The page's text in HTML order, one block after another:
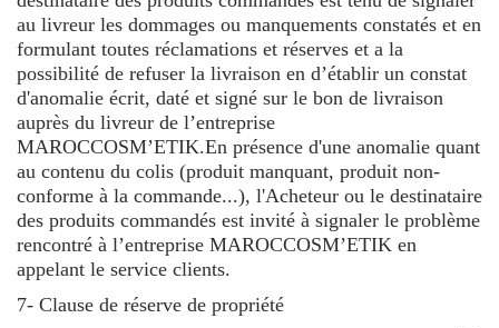
au livreur les dommages ou manquements constatés et en
formulant toutes réclamations et réserves et a la
possibilité de refuser la livraison en d’établir un constat
d'anomalie écrit, daté et signé sur le bon de livraison
auprès du livreur de l’entreprise
MAROCCOSM’ETIK.En présence d'une anomalie quant
au contenu du colis (produit manquant, produit non-
conforme à la commande...), l'Acheteur ou le destinataire
des produits commandés est invité à signaler le problème
rencontré à l’entreprise MAROCCOSM’ETIK en
appelant le service clients.
7- Clause de réserve de propriété